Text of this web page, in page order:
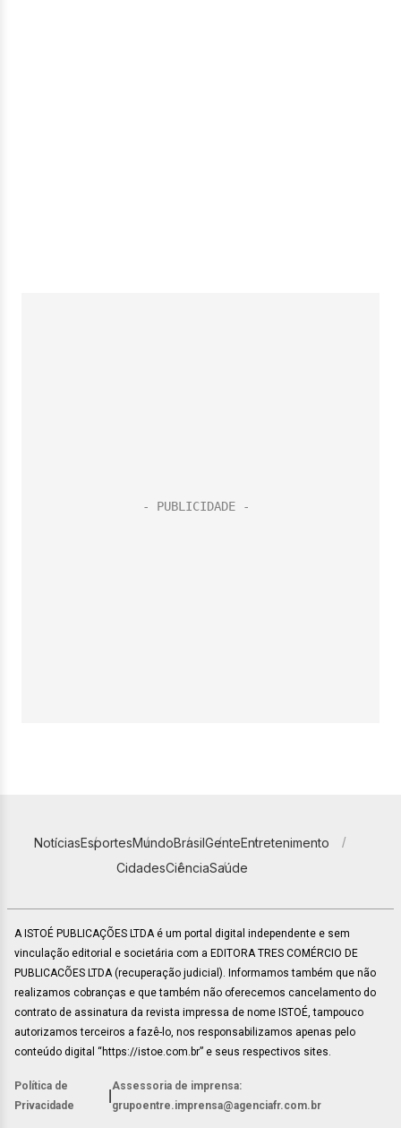
NotíciasEsportesMundoBrasilGenteEntretenimento
CidadesCiênciaSaúde
A ISTOÉ PUBLICAÇÕES LTDA é um portal digital independente e sem
vinculação editorial e societária com a EDITORA TRES COMÉRCIO DE
PUBLICACÕES LTDA (recuperação judicial). Informamos também que não
realizamos cobranças e que também não oferecemos cancelamento do
contrato de assinatura da revista impressa de nome ISTOÉ, tampouco
autorizamos terceiros a fazê-lo, nos responsabilizamos apenas pelo
conteúdo digital “https://istoe.com.br” e seus respectivos sites.
Política de
Privacidade
Assessoria de imprensa:
grupoentre.imprensa@agenciafr.com.br